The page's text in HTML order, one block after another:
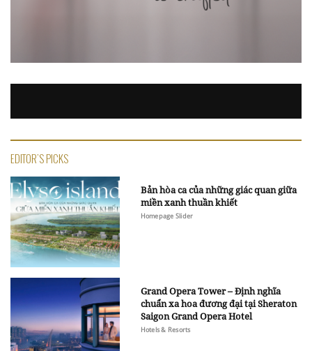
EDITOR'S PICKS
Bản hòa ca của những giác quan giữa
miền xanh thuần khiết
Homepage Slider
Grand Opera Tower – Định nghĩa
chuẩn xa hoa đương đại tại Sheraton
Saigon Grand Opera Hotel
Hotels & Resorts